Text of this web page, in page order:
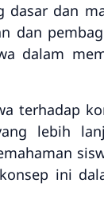
dan
dan
dalam
terhadap
lebih
ini